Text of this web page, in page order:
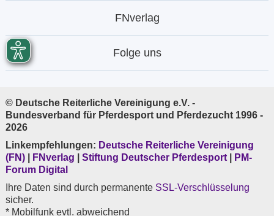
FNverlag
Folge uns
© Deutsche Reiterliche Vereinigung e.V. -
Bundesverband für Pferdesport und Pferdezucht 1996 -
2026
Linkempfehlungen: Deutsche Reiterliche Vereinigung
(FN)
FNverlag Stiftung Deutscher Pferdesport
PM-
Forum Digital
Ihre Daten sind durch permanente SSL-Verschlüsselung
sicher.
* Mobilfunk evtl. abweichend